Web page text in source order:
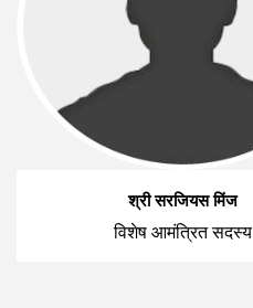
श्री सरजियस मिंज
विशेष आमंत्रित सदस्य